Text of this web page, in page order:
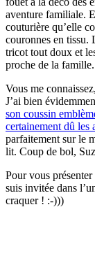
aventure familiale.
couturière qu’elle
couronnes en tissu.
tricot tout doux et
proche de la
Vous me
J’ai bien
son coussin
certainement dû les
parfaitement sur le
lit. Coup de bol,
Pour vous
suis invitée dans
craquer ! :-)))